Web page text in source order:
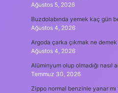
Ağustos 5, 2026
Buzdolabında yemek kaç gün
Ağustos 4, 2026
Argoda çarka çıkmak ne demek
Ağustos 4, 2026
Alüminyum olup olmadığı nasıl
Temmuz 30, 2026
Zippo normal benzinle yanar mı